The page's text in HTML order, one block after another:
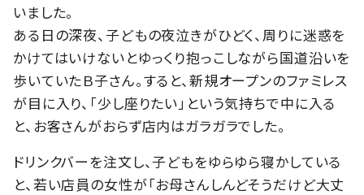
いました。
ある日の深夜、子どもの夜泣きがひどく、周りに迷惑を
かけてはいけないとゆっくり抱っこしながら国道沿いを
歩いていたＢ子さん。すると、新規オープンのファミレス
が目に入り、「少し座りたい」という気持ちで中に入る
と、お客さんがおらず店内はガラガラでした。
ドリンクバーを注文し、子どもをゆらゆら寝かしている
と、若い店員の女性が「お母さんしんどそうだけど大丈